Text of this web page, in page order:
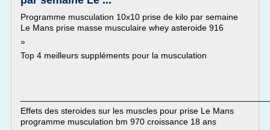
Programme musculation 10x10 prise de kilo par semaine
Le Mans prise masse musculaire whey asteroide 916
»
Top 4 meilleurs suppléments pour la musculation
Effets des steroides sur les muscles pour prise Le Mans
programme musculation bm 970 croissance 18 ans